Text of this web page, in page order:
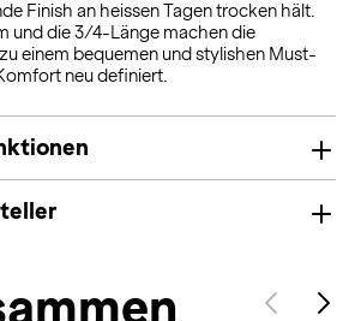
Finish an heissen Tagen trocken hält.
und die 3/4-Länge machen die
einem bequemen und stylishen Must-
neu definiert.